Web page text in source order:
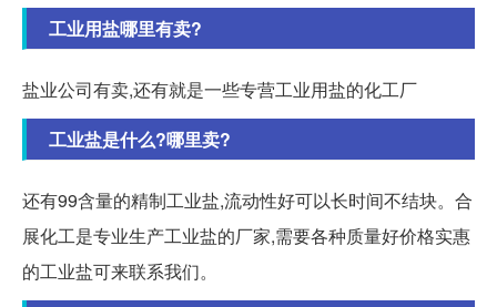
工业用盐哪里有卖?
盐业公司有卖,还有就是一些专营工业用盐的化工厂
工业盐是什么?哪里卖?
还有99含量的精制工业盐,流动性好可以长时间不结块。合
展化工是专业生产工业盐的厂家,需要各种质量好价格实惠
的工业盐可来联系我们。